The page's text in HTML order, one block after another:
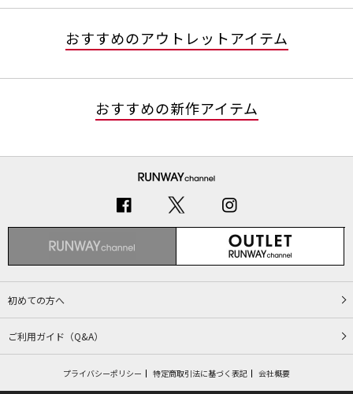
おすすめのアウトレットアイテム
おすすめの新作アイテム
初めての方へ
ご利用ガイド（Q&A）
プライバシーポリシー 特定商取引法に基づく表記 会社概要